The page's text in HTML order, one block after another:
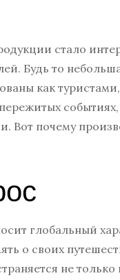
стало
Будь то
как
событиях,
Вот почему
глобальный
о своих
не